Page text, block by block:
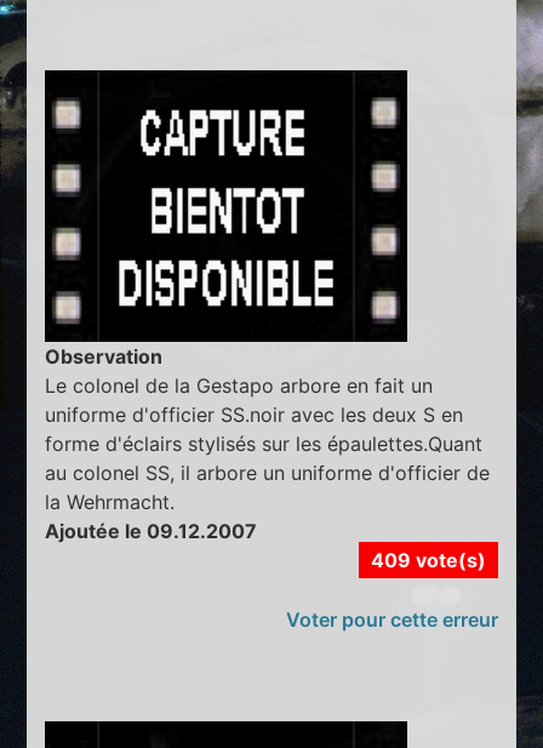
Observation
Le colonel de la Gestapo arbore en fait un
uniforme d'officier SS.noir avec les deux S en
forme d'éclairs stylisés sur les épaulettes.Quant
au colonel SS, il arbore un uniforme d'officier de
la Wehrmacht.
Ajoutée le 09.12.2007
409 vote(s)
Voter pour cette erreur